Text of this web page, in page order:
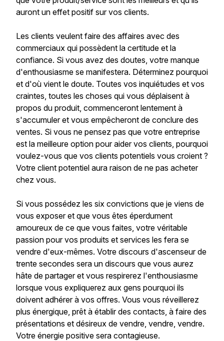
auront un effet positif sur vos clients.
Les clients veulent faire des affaires avec des
commerciaux qui possèdent la certitude et la
confiance. Si vous avez des doutes, votre manque
d'enthousiasme se manifestera. Déterminez pourquoi
et d'où vient le doute. Toutes vos inquiétudes et vos
craintes, toutes les choses qui vous déplaisent à
propos du produit, commenceront lentement à
s'accumuler et vous empêcheront de conclure des
ventes. Si vous ne pensez pas que votre entreprise
est la meilleure option pour aider vos clients, pourquoi
voulez-vous que vos clients potentiels vous croient ?
Votre client potentiel aura raison de ne pas acheter
chez vous.
Si vous possédez les six convictions que je viens de
vous exposer et que vous êtes éperdument
amoureux de ce que vous faites, votre véritable
passion pour vos produits et services les fera se
vendre d'eux-mêmes. Votre discours d'ascenseur de
trente secondes sera un discours que vous aurez
hâte de partager et vous respirerez l'enthousiasme
lorsque vous expliquerez aux gens pourquoi ils
doivent adhérer à vos offres. Vous vous réveillerez
plus énergique, prêt à établir des contacts, à faire des
présentations et désireux de vendre, vendre, vendre.
Votre énergie positive sera contagieuse.